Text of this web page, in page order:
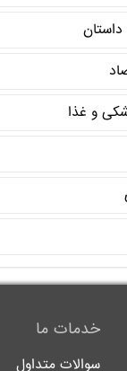
داستان
و غذا
خدمات ما
سوالات متداول